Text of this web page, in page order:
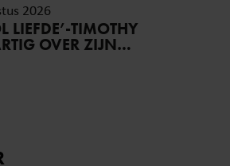
2026
LIEFDE’-TIMOTHY
OVER ZIJN